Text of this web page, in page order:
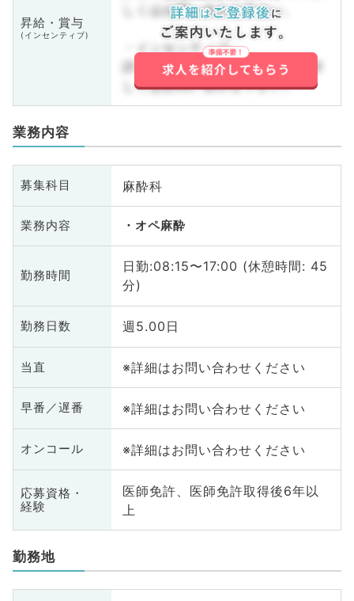
昇給・賞与
(インセンティブ)
しくはお問い合わせ下さい。
・インセンティブ
詳しくはお問い合わせ下さい。詳
しくはお問い合わせ下さい。
業務内容
募集科目 麻酔科
業務内容 オペ麻酔
勤務時間
日勤:08:15〜17:00 (休憩時間: 45
分)
勤務日数 週5.00日
当直 ※詳細はお問い合わせください
早番／遅番 ※詳細はお問い合わせください
オンコール ※詳細はお問い合わせください
応募資格・
経験
医師免許、医師免許取得後6年以
上
勤務地